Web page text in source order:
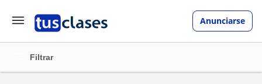
Anunciarse
Filtrar